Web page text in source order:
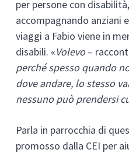
per persone con
accompagnando anziani
viaggi a Fabio viene in
disabili. «Volevo–
perché spesso quando
dove andare, lo stesso
nessuno può prendersi
Parla in parrocchia di
promosso dalla CEI per